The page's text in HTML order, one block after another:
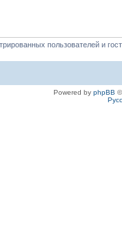
пользователей и
Powered by phpBB